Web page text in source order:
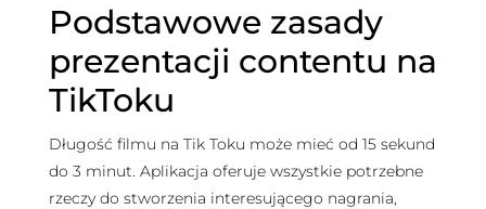
Podstawowe zasady
prezentacji contentu na
TikToku
Długość filmu na Tik Toku może mieć od 15 sekund
do 3 minut. Aplikacja oferuje wszystkie potrzebne
rzeczy do stworzenia interesującego nagrania,